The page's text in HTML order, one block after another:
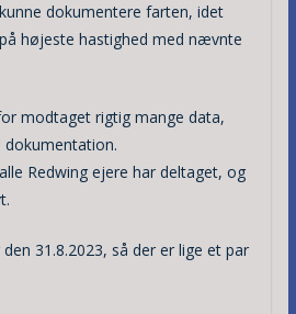
dokumentere farten, idet
højeste hastighed med nævnte
modtaget rigtig mange data,
Redwing ejere har deltaget, og
31.8.2023, så der er lige et par